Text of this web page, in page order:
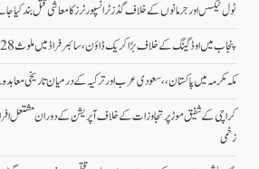
ٹول ٹیکس اور جرمانوں کے خلاف گڈز ٹرانسپورٹرز کا معاشی قتل بند کیا
پنجاب میں اوڈ گینگ کے خلاف بڑا کریک ڈاؤن، سائبر فراڈ میں ملوث 28 ملزمان گرفتار
مکہ مکرمہ میں پاکستان،، سعودی عرب اور ترکیہ کے درمیان تاریخی
کراچی کے شفیق موڑ پر تجاوزات کے خلاف آپریشن کے دوران مشتعل افراد
زخمی